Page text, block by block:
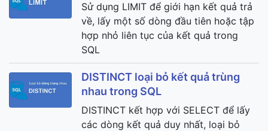
Sử dụng LIMIT để giới hạn kết quả trả
về, lấy một số dòng đầu tiên hoặc tập
hợp nhỏ liên tục của kết quả trong
SQL
DISTINCT loại bỏ kết quả trùng
nhau trong SQL
DISTINCT kết hợp với SELECT để lấy
các dòng kết quả duy nhất, loại bỏ